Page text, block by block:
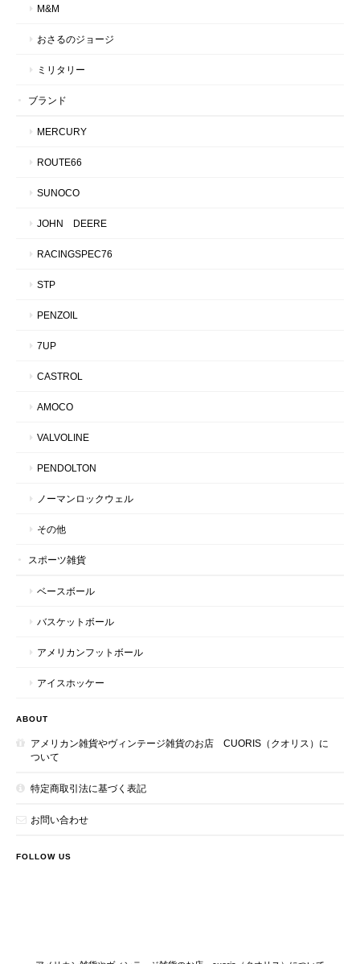
M&M
おさるのジョージ
ミリタリー
ブランド
MERCURY
ROUTE66
SUNOCO
JOHN DEERE
RACINGSPEC76
STP
PENZOIL
7UP
CASTROL
AMOCO
VALVOLINE
PENDOLTON
ノーマンロックウェル
その他
スポーツ雑貨
ベースボール
バスケットボール
アメリカンフットボール
アイスホッケー
ABOUT
アメリカン雑貨やヴィンテージ雑貨のお店 CUORIS（クオリス）に
ついて
特定商取引法に基づく表記
お問い合わせ
FOLLOW US